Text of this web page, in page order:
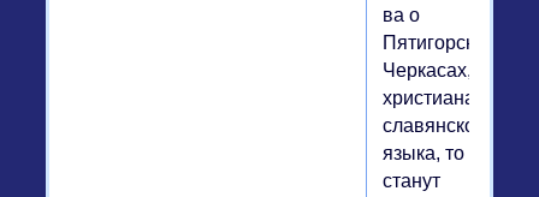
ва о
Пятигорских
Черкасах,
христианах
славянского
языка, то
станут